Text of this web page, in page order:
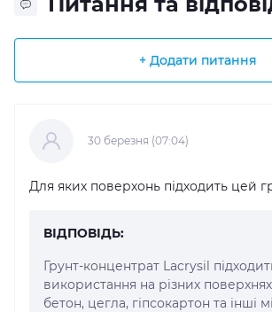
+ Додати питання
30 березня (07:04)
Для яких поверхонь підходить цей
ВІДПОВІДЬ:
Грунт-концентрат Lacrysil
використання на різних
бетон, цегла, гіпсокартон та інші